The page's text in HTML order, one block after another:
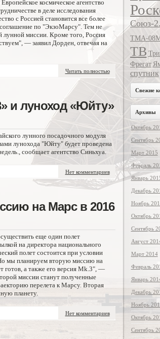
космическое агентство
в деле исследования
с Россией становится все более
по "ЭкзоМарсу". Тем не
лунной миссии. Кроме того, Россия
— заявил Дорден, отвечая на
Читать полностью
и луноход «Юйту»
лунного посадочного модуля
лунохода "Юйту" будет проведена
сообщает агентство Синьхуа.
Нет комментариев
на Марс в 2016
еще один полет
на директора национального
полет состоится при условии
мы планируем вторую миссию на
готов, а также его версия Mk.3", —
миссии станут полученные
перелета к Марсу. Вторая
планету.
Нет комментариев
Союз-
ТМА-
ТВ
Фрегат
спутник
Свежие
Архивы
Октябрь
Сентябрь
Март 2015
Февраль
Январь
Декабрь
Ноябрь
Октябрь
Сентябрь
Август
Март 2014
Февраль
Январь
Декабрь
Ноябрь
Октябрь
Сентябрь